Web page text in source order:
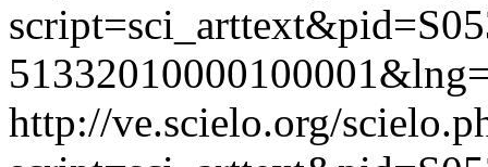
http://ve.scielo.org/